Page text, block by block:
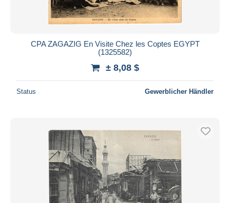
CPA ZAGAZIG En Visite Chez les Coptes EGYPT
(1325582)
± 8,08 $
Status Gewerblicher Händler